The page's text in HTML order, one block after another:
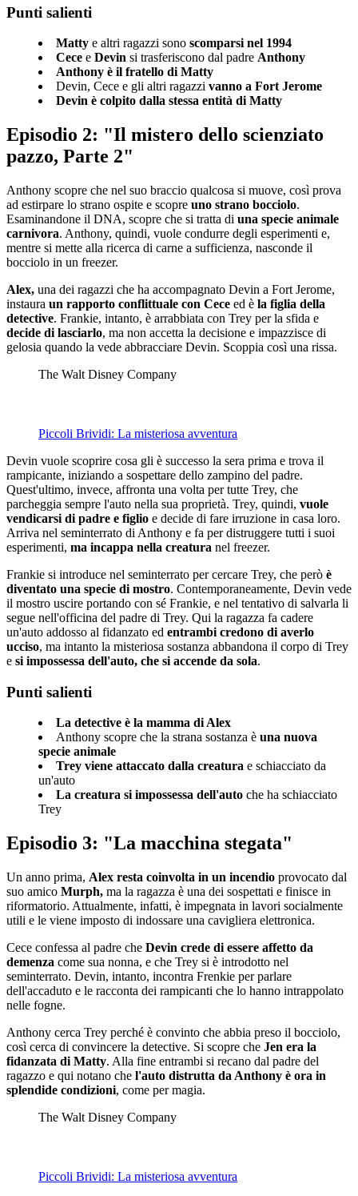
Punti salienti
Matty e altri ragazzi sono scomparsi nel 1994
Cece e Devin si trasferiscono dal padre Anthony
Anthony è il fratello di Matty
Devin, Cece e gli altri ragazzi vanno a Fort Jerome
Devin è colpito dalla stessa entità di Matty
Episodio 2: "Il mistero dello scienziato
pazzo, Parte 2"
Anthony scopre che nel suo braccio qualcosa si muove, così prova
ad estirpare lo strano ospite e scopre uno strano bocciolo.
Esaminandone il DNA, scopre che si tratta di una specie animale
carnivora. Anthony, quindi, vuole condurre degli esperimenti e,
mentre si mette alla ricerca di carne a sufficienza, nasconde il
bocciolo in un freezer.
Alex, una dei ragazzi che ha accompagnato Devin a Fort Jerome,
instaura un rapporto conflittuale con Cece ed è la figlia della
detective. Frankie, intanto, è arrabbiata con Trey per la sfida e
decide di lasciarlo, ma non accetta la decisione e impazzisce di
gelosia quando la vede abbracciare Devin. Scoppia così una rissa.
The Walt Disney Company
Piccoli Brividi: La misteriosa avventura
Devin vuole scoprire cosa gli è successo la sera prima e trova il
rampicante, iniziando a sospettare dello zampino del padre.
Quest'ultimo, invece, affronta una volta per tutte Trey, che
parcheggia sempre l'auto nella sua proprietà. Trey, quindi, vuole
vendicarsi di padre e figlio e decide di fare irruzione in casa loro.
Arriva nel seminterrato di Anthony e fa per distruggere tutti i suoi
esperimenti, ma incappa nella creatura nel freezer.
Frankie si introduce nel seminterrato per cercare Trey, che però è
diventato una specie di mostro. Contemporaneamente, Devin vede
il mostro uscire portando con sé Frankie, e nel tentativo di salvarla li
segue nell'officina del padre di Trey. Qui la ragazza fa cadere
un'auto addosso al fidanzato ed entrambi credono di averlo
ucciso, ma intanto la misteriosa sostanza abbandona il corpo di Trey
e si impossessa dell'auto, che si accende da sola.
Punti salienti
La detective è la mamma di Alex
Anthony scopre che la strana sostanza è una nuova
specie animale
Trey viene attaccato dalla creatura e schiacciato da
un'auto
La creatura si impossessa dell'auto che ha schiacciato
Trey
Episodio 3: "La macchina stegata"
Un anno prima, Alex resta coinvolta in un incendio provocato dal
suo amico Murph, ma la ragazza è una dei sospettati e finisce in
riformatorio. Attualmente, infatti, è impegnata in lavori socialmente
utili e le viene imposto di indossare una cavigliera elettronica.
Cece confessa al padre che Devin crede di essere affetto da
demenza come sua nonna, e che Trey si è introdotto nel
seminterrato. Devin, intanto, incontra Frenkie per parlare
dell'accaduto e le racconta dei rampicanti che lo hanno intrappolato
nelle fogne.
Anthony cerca Trey perché è convinto che abbia preso il bocciolo,
così cerca di convincere la detective. Si scopre che Jen era la
fidanzata di Matty. Alla fine entrambi si recano dal padre del
ragazzo e qui notano che l'auto distrutta da Anthony è ora in
splendide condizioni, come per magia.
The Walt Disney Company
Piccoli Brividi: La misteriosa avventura